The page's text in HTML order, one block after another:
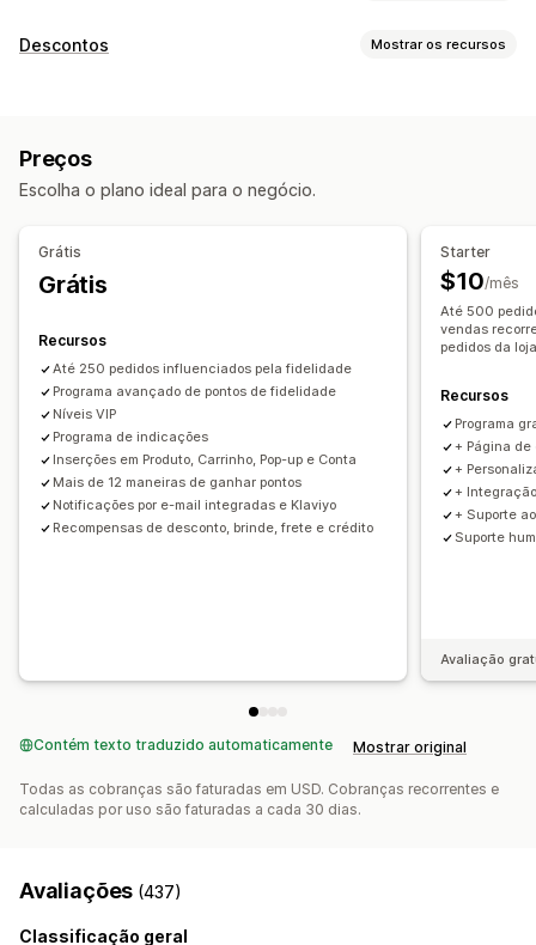
Tipos de programas
Programas personalizados
Pontos
Crédito na loja
Taxas de frete
Recompensas personalizadas
Descontos Mostrar os recursos
Descontos fixos
Taxas de frete Descontos de carrinho
Preços dinâmicos
Ferramenta de edição
Agrupamento de descontos Filtragem
Preços
Escolha o plano ideal para o negócio.
Grátis
Grátis
Recursos
Até 250 pedidos influenciados pela fidelidade
Programa avançado de pontos de fidelidade
Níveis VIP
Programa de indicações
Inserções em Produto, Carrinho, Pop-up e Conta
Mais de 12 maneiras de ganhar pontos
Notificações por e-mail integradas e Klaviyo
Recompensas de desconto, brinde, frete e crédito
Starter
$10/mês
Até 500
vendas
pedidos da
Recursos
Programa
+ Página
+
+
+ Suporte
Suporte
Avaliação
Contém texto traduzido automaticamente Mostrar original
Todas as cobranças são faturadas em USD. Cobranças recorrentes e
calculadas por uso são faturadas a cada 30 dias.
Avaliações (437)
Classificação geral